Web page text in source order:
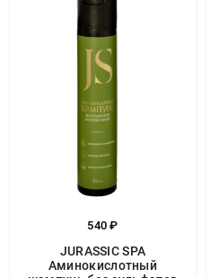
540 ₽
JURASSIC SPA
Аминокислотный